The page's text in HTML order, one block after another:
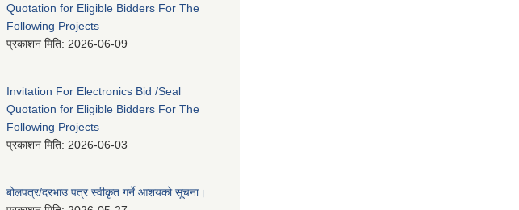
Quotation for Eligible Bidders For The
Following Projects
प्रकाशन मिति: 2026-06-09
Invitation For Electronics Bid /Seal
Quotation for Eligible Bidders For The
Following Projects
प्रकाशन मिति: 2026-06-03
बोलपत्र/दरभाउ पत्र स्वीकृत गर्ने आशयको सूचना।